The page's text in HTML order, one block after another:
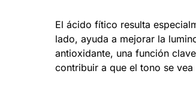
El ácido fítico resulta
lado, ayuda a mejorar la
antioxidante, una función
contribuir a que el tono se